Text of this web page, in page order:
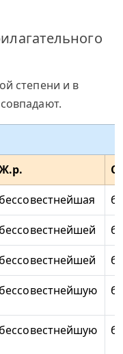
степени и в
бессовестнейшая
бессовестнейшей
бессовестнейшей
бессовестнейшую
бессовестнейшую